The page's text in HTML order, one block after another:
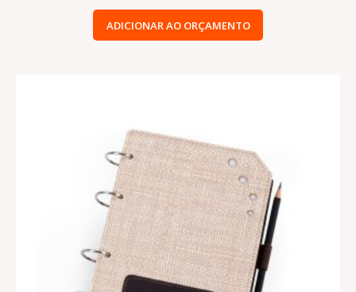
ADICIONAR AO ORÇAMENTO